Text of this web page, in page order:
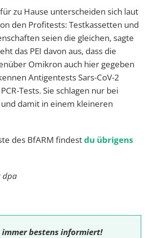
zu Hause unterscheiden sich laut
den Profitests: Testkassetten und
seien die gleichen, sagte
das PEI davon aus, dass die
Omikron auch hier gegeben
Antigentests Sars-CoV-2
Tests. Sie schlagen nur bei
damit in einem kleineren
des BfARM findestdu übrigens
dpa
immer bestens informiert!